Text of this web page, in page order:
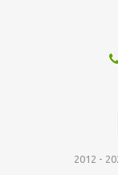
2012 -